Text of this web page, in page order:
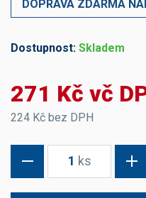
DOPRAVA ZDARMA
Dostupnost: Skladem
271 Kč vč
224 Kč bez DPH
1 ks